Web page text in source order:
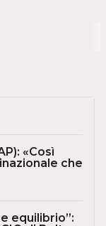
«Così
che
equilibrio”: